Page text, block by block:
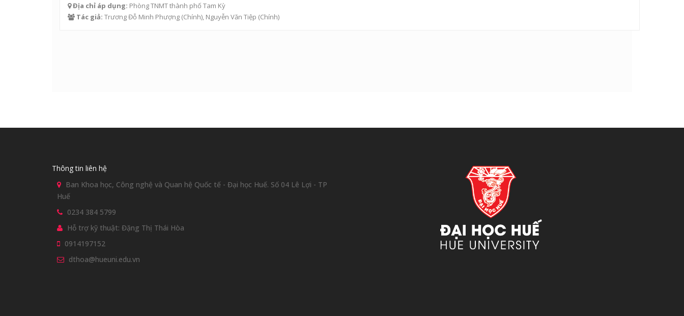
Địa chỉ áp dụng: Phòng TNMT thành phố Tam Kỳ
Tác giả: Trương Đỗ Minh Phượng (Chính), Nguyễn Văn Tiệp (Chính)
Thông tin liên hệ
Ban Khoa học, Công nghệ và Quan hệ Quốc tế - Đại học Huế. Số 04 Lê Lợi - TP
Huế
0234 384 5799
Hỗ trợ kỹ thuật: Đặng Thị Thái Hòa
0914197152
dthoa@hueuni.edu.vn